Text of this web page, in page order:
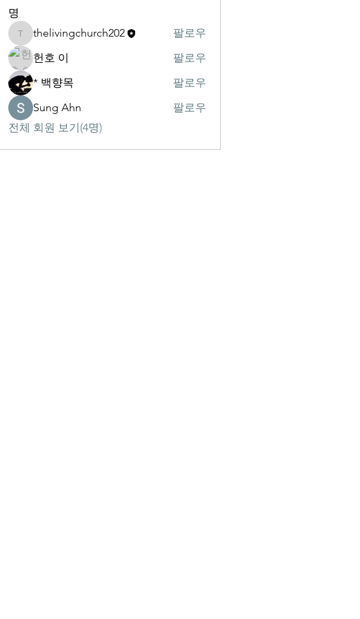
명
thelivingchurch202
thelivingchurch202
팔로우
헌호 이
팔로우
* 백향목
팔로우
Sung Ahn
팔로우
전체 회원 보기(4명)